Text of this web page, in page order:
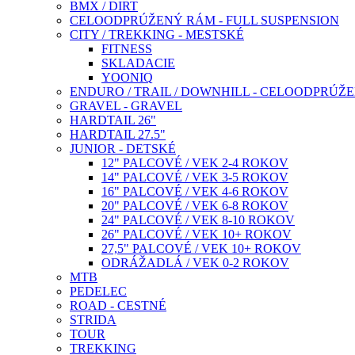
BMX / DIRT
CELOODPRÚŽENÝ RÁM - FULL SUSPENSION
CITY / TREKKING - MESTSKÉ
FITNESS
SKLADACIE
YOONIQ
ENDURO / TRAIL / DOWNHILL -
GRAVEL - GRAVEL
HARDTAIL 26"
HARDTAIL 27.5"
JUNIOR - DETSKÉ
12" PALCOVÉ / VEK 2-4 ROKOV
14" PALCOVÉ / VEK 3-5 ROKOV
16" PALCOVÉ / VEK 4-6 ROKOV
20" PALCOVÉ / VEK 6-8 ROKOV
24" PALCOVÉ / VEK 8-10 ROKOV
26" PALCOVÉ / VEK 10+ ROKOV
27,5" PALCOVÉ / VEK 10+ ROKOV
ODRÁŽADLÁ / VEK 0-2 ROKOV
MTB
PEDELEC
ROAD - CESTNÉ
STRIDA
TOUR
TREKKING